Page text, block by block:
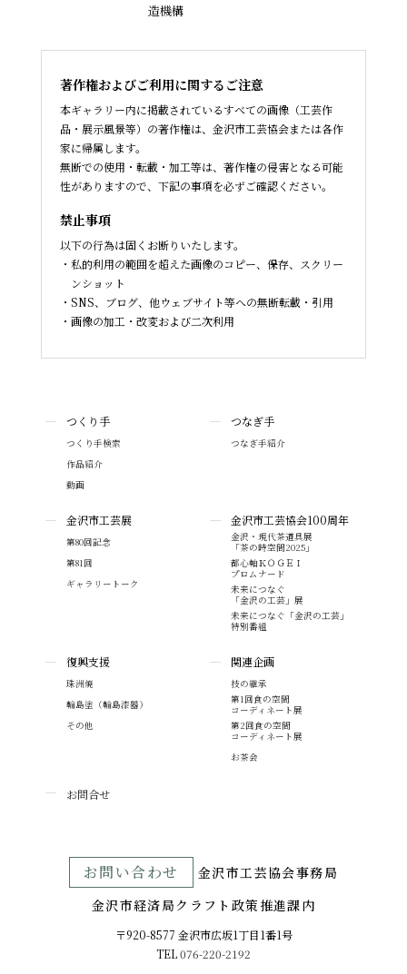
造機構
著作権およびご利用に関するご注意
本ギャラリー内に掲載されているすべての画像（工芸作
品・展示風景等）の著作権は、金沢市工芸協会または各作
家に帰属します。
無断での使用・転載・加工等は、著作権の侵害となる可能
性がありますので、下記の事項を必ずご確認ください。
禁止事項
以下の行為は固くお断りいたします。
私的利用の範囲を超えた画像のコピー、保存、スクリー
ンショット
SNS、ブログ、他ウェブサイト等への無断転載・引用
画像の加工・改変および二次利用
つくり手
つくり手検索
作品紹介
動画
つなぎ手
つなぎ手紹介
金沢市工芸展
第80回記念
第81回
ギャラリートーク
金沢市工芸協会100周年
金沢・現代茶道具展
「茶の時空間2025」
都心軸ＫＯＧＥＩ
プロムナード
未来につなぐ
「金沢の工芸」展
未来につなぐ「金沢の工芸」
特別番組
復興支援
珠洲焼
輪島塗（輪島漆器）
その他
関連企画
技の継承
第1回食の空間
コーディネート展
第2回食の空間
コーディネート展
お茶会
お問合せ
お問い合わせ
⾦沢市⼯芸協会事務局
金沢市経済局クラフト政策推進課内
〒920-8577 ⾦沢市広坂1丁目1番1号
TEL076-220-2192